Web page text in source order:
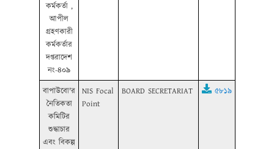
কর্মকর্তা ,
আপীল
গ্রহণকারী
কর্মকর্তার
দপ্তরাদেশ
নং-৪০৯
বাপাউবো'র
নৈতিকতা
কমিটির
শুদ্ধাচার
এবং বিকল্প
NIS Focal
Point
BOARD SECRETARIAT ৫৮১৯